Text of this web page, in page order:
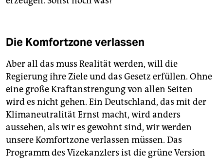
Die Komfortzone verlassen
Aber all das muss Realität werden, will die
Regierung ihre Ziele und das Gesetz erfüllen. Ohne
eine große Kraftanstrengung von allen Seiten
wird es nicht gehen. Ein Deutschland, das mit der
Klimaneutralität Ernst macht, wird anders
aussehen, als wir es gewohnt sind, wir werden
unsere Komfortzone verlassen müssen. Das
Programm des Vizekanzlers ist die grüne Version